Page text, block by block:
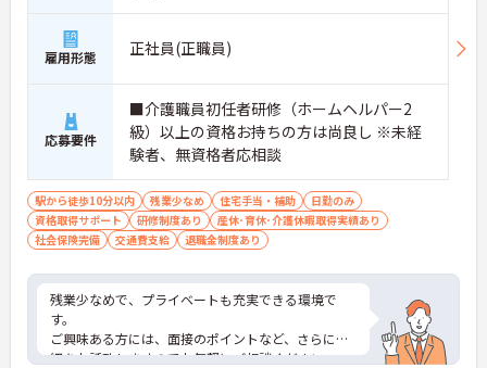
雇用形態 正社員(正職員)
応募要件
■介護職員初任者研修（ホームヘルパー2
級）以上の資格お持ちの方は尚良し ※未経
験者、無資格者応相談
駅から徒歩10分以内 残業少なめ 住宅手当・補助
日勤のみ
資格取得サポート
研修制度あり
産休･育休･介護休暇取得実績あり
社会保険完備
交通費支給 退職金制度あり
残業少なめで、プライベートも充実できる環境で
す。
ご興味ある方には、面接のポイントなど、さらに詳
細をお話致しますのでお気軽にご相談ください。